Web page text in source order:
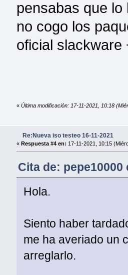
pensabas que lo
no cogo los
oficial slackware
« Última modificación: 17-11-2021, 10:18
Re:Nueva iso testeo 16-11-2021
« Respuesta #4 en: 17-11-2021, 10:15
Cita de: pepe10000
Hola.
Siento haber
me ha averiado un
arreglarlo.